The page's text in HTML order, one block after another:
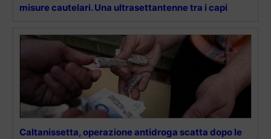
misure cautelari. Una ultrasettantenne tra i capi
Caltanissetta, operazione antidroga scatta dopo le